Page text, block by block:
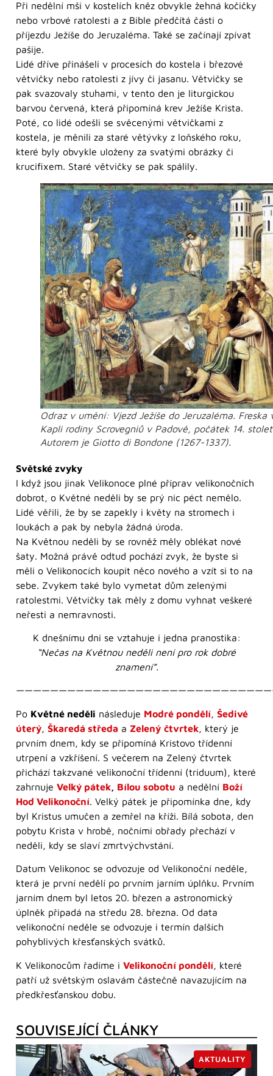
Při nedělní mši v kostelích kněz obvykle žehná kočičky
nebo vrbové ratolesti a z Bible předčítá části o
příjezdu Ježíše do Jeruzaléma. Také se začínají zpívat
pašije.
Lidé dříve přinášeli v procesích do kostela i březové
větvičky nebo ratolesti z jívy či jasanu. Větvičky se
pak svazovaly stuhami, v tento den je liturgickou
barvou červená, která připomíná krev Ježíše Krista.
Poté, co lidé odešli se svěcenými větvičkami z
kostela, je měnili za staré větývky z loňského roku,
které byly obvykle uloženy za svatými obrázky či
krucifixem. Staré větvičky se pak spálily.
Odraz v umění: Vjezd Ježíše do Jeruzaléma. Freska
Kapli rodiny Scrovegniů v Padově, počátek 14.
Autorem je Giotto di Bondone (1267-1337).
Světské zvyky
I když jsou jinak Velikonoce plné příprav velikonočních
dobrot, o Květné neděli by se prý nic péct nemělo.
Lidé věřili, že by se zapekly i květy na stromech i
loukách a pak by nebyla žádná úroda.
Na Květnou neděli by se rovněž měly oblékat nové
šaty. Možná právě odtud pochází zvyk, že byste si
měli o Velikonocích koupit něco nového a vzít si to na
sebe. Zvykem také bylo vymetat dům zelenými
ratolestmi. Větvičky tak měly z domu vyhnat veškeré
neřesti a nemravnosti.
K dnešnímu dni se vztahuje i jedna pranostika:
“Nečas na Květnou neděli není pro rok dobré
znamení”.
Po Květné neděli následuje Modré pondělí, Šedivé
úterý, Škaredá středa a Zelený čtvrtek, který je
prvním dnem, kdy se připomíná Kristovo třídenní
utrpení a vzkříšení. S večerem na Zelený čtvrtek
přichází takzvané velikonoční třídenní (triduum), které
zahrnuje Velký pátek, Bílou sobotu a nedělní Boží
Hod Velikonoční. Velký pátek je připomínka dne, kdy
byl Kristus umučen a zemřel na kříži. Bílá sobota, den
pobytu Krista v hrobě, nočními obřady přechází v
neděli, kdy se slaví zmrtvýchvstání.
Datum Velikonoc se odvozuje od Velikonoční neděle,
která je první nedělí po prvním jarním úplňku. Prvním
jarním dnem byl letos 20. březen a astronomický
úplněk připadá na středu 28. března. Od data
velikonoční neděle se odvozuje i termín dalších
pohyblivých křesťanských svátků.
K Velikonocům řadíme i Velikonoční pondělí , které
patří už světským oslavám částečně navazujícím na
předkřesťanskou dobu.
SOUVISEJÍCÍ ČLÁNKY
AKTUALITY